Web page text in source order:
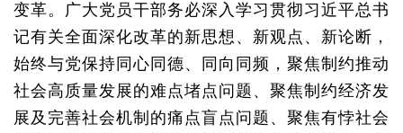
变革。广大党员干部务必深入学习贯彻习近平总书
记有关全面深化改革的新思想、新观点、新论断，
始终与党保持同心同德、同向同频，聚焦制约推动
社会高质量发展的难点堵点问题、聚焦制约经济发
展及完善社会机制的痛点盲点问题、聚焦有悖社会